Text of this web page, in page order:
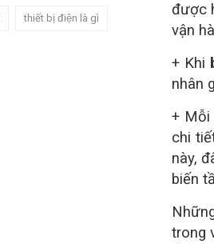
được
vận
+ Khi
nhân
+ Mỗi
chi
này,
biến
trong
thiết bị điện là gì